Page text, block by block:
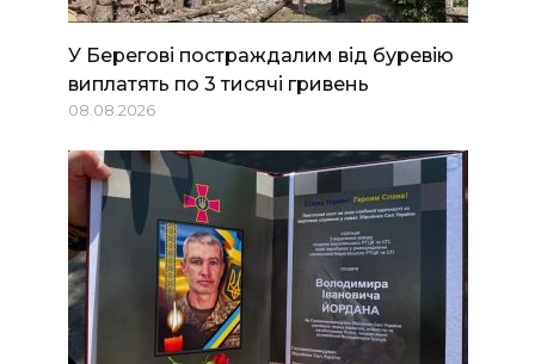
У Берегові постраждалим від буревію
виплатять по 3 тисячі гривень
08.08.2026